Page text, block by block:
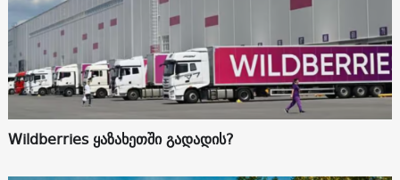
Wildberries ყაზახეთში გადადის?